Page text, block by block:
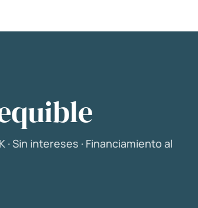
· Sin intereses · Financiamiento al